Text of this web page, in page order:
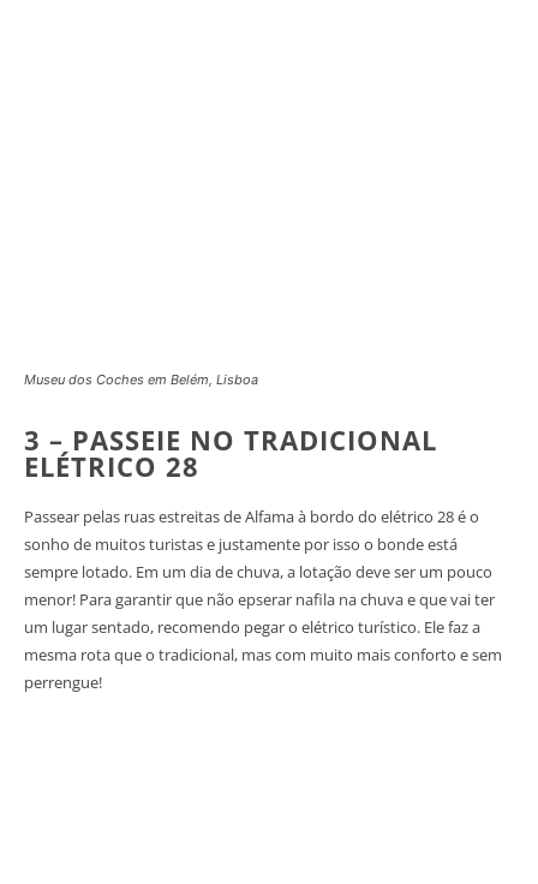
Museu dos Coches em Belém, Lisboa
3 – PASSEIE NO TRADICIONAL
ELÉTRICO 28
Passear pelas ruas estreitas de Alfama à bordo do elétrico 28 é o
sonho de muitos turistas e justamente por isso o bonde está
sempre lotado. Em um dia de chuva, a lotação deve ser um pouco
menor! Para garantir que não epserar nafila na chuva e que vai ter
um lugar sentado, recomendo pegar o elétrico turístico. Ele faz a
mesma rota que o tradicional, mas com muito mais conforto e sem
perrengue!